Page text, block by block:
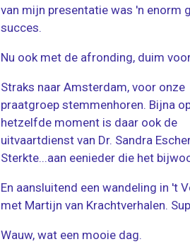
van mijn presentatie was 'n enorm
succes.
Nu ook met de afronding, duim
Straks naar Amsterdam, voor onze
praatgroep stemmenhoren. Bijna
hetzelfde moment is daar ook de
uitvaartdienst van Dr. Sandra
Sterkte...aan eenieder die het
En aansluitend een wandeling in 't
met Martijn van Krachtverhalen.
Wauw, wat een mooie dag.